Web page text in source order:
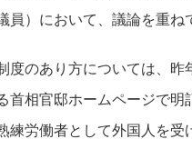
員）において、議論を重ね
度のあり方については、昨
首相官邸ホームページで明
練労働者として外国人を受